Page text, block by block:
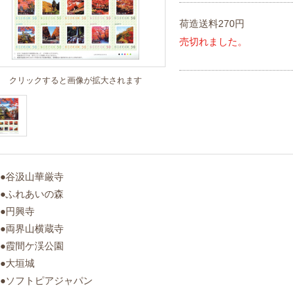
クリックすると画像が拡大されます
荷造送料270円
売切れました。
●谷汲山華厳寺
●ふれあいの森
●円興寺
●両界山横蔵寺
●霞間ケ渓公園
●大垣城
●ソフトピアジャパン